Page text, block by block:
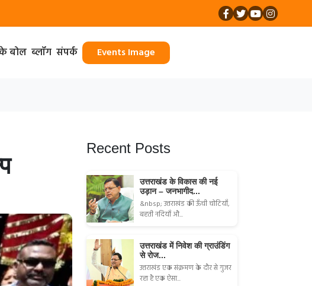
बोल ब्लॉग संपर्क Events Image
Recent Posts
उत्तराखंड के विकास की नई
उड़ान – जनभागीद...
&nbsp; उत्तराखंड की ऊँची चोटियाँ,
बहती नदियाँ औ...
उत्तराखंड में निवेश की ग्राउंडिंग
से रोज...
उत्तराखंड एक संक्रमण के दौर से गुजर
रहा है एक ऐसा...